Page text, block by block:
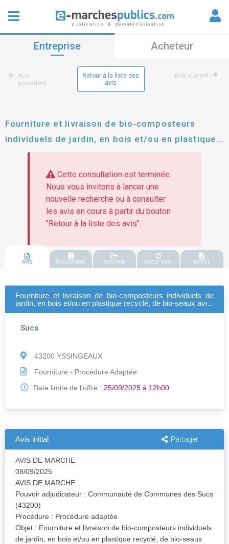
Entreprise Acheteur
Avis
précédent
Retour à la liste des
avis
Avis suivant
Fourniture et livraison de bio-composteurs
individuels de jardin, en bois et/ou en plastique
recyclé, de bio-seaux avec mélangeur ainsi que
des lombricomposteurs
Cette consultation est terminée.
Nous vous invitons à lancer une
nouvelle recherche ou à consulter
les avis en cours à partir du bouton
"Retour à la liste des avis".
AVIS REGLEMENT DOSSIER QUESTIONS DEPOT
Fourniture et livraison de bio-composteurs individuels de
jardin, en bois et/ou en plastique recyclé, de bio-seaux avec
Sucs
43200 YSSINGEAUX
Fourniture - Procédure Adaptée
Date limite de l'offre : 25/09/2025 à 12h00
Avis initial Partager
AVIS DE MARCHE
08/09/2025
AVIS DE MARCHE
Pouvoir adjudicateur : Communauté de Communes des Sucs
(43200)
Procédure : Procédure adaptée
Objet : Fourniture et livraison de bio-composteurs individuels
de jardin, en bois et/ou en plastique recyclé, de bio-seaux